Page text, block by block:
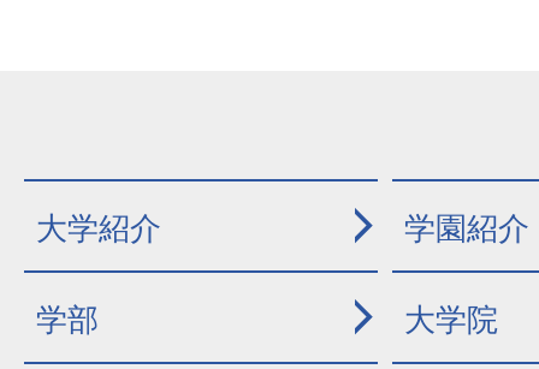
大学紹介 学園紹介
学部 大学院